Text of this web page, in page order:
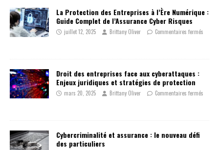
La Protection des Entreprises à l’Ère Numérique :
Guide Complet de l’Assurance Cyber Risques
juillet 12, 2025 Brittany Oliver Commentaires fermés
Droit des entreprises face aux cyberattaques :
Enjeux juridiques et stratégies de protection
mars 20, 2025 Brittany Oliver Commentaires fermés
Cybercriminalité et assurance : le nouveau défi
des particuliers